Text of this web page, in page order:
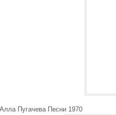
Алла Пугачева Песни 1970